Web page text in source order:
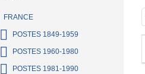
FRANCE
POSTES 1849-1959
POSTES 1960-1980
POSTES 1981-1990